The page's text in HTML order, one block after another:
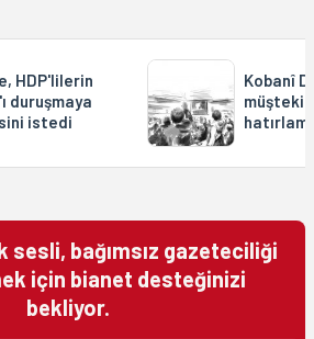
HDP'lilerin
duruşmaya
istedi
Kobanî
müşteki:
sesli, bağımsız gazeteciliği
için bianet desteğinizi
bekliyor.